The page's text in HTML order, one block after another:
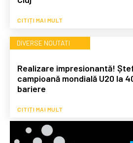
CITIȚI MAI MULT
DIVERSE NOUTATI
Realizare impresionantă!
campioană mondială U20 la
bariere
CITIȚI MAI MULT